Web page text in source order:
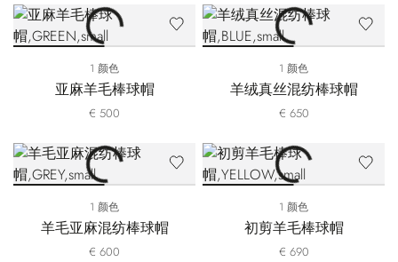
1 颜色
亚麻羊毛棒球帽
€ 500
1 颜色
羊绒真丝混纺棒球帽
€ 650
1 颜色
羊毛亚麻混纺棒球帽
€ 600
1 颜色
初剪羊毛棒球帽
€ 690